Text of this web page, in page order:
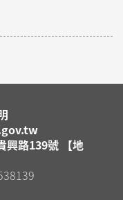
教
開放
程
習教
興路139號 【地